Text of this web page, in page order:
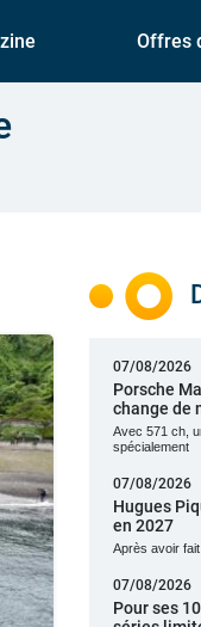
Offres
07/08/2026
Porsche
change de
Avec 571 ch,
spécialement
07/08/2026
Hugues
en 2027
Après avoir
07/08/2026
Pour ses